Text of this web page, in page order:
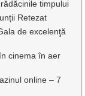
timpului
Retezat
de excelenţă
cinema în aer
online – 7